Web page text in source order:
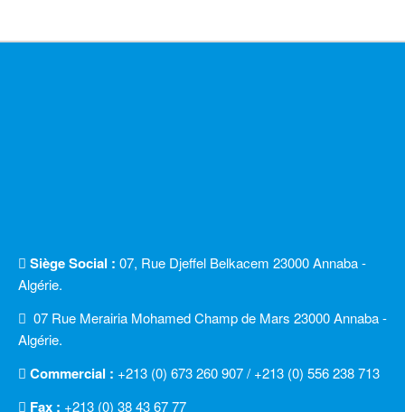
Siège Social : 07, Rue Djeffel Belkacem 23000 Annaba -
Algérie.
07 Rue Merairia Mohamed Champ de Mars 23000 Annaba -
Algérie.
Commercial : +213 (0) 673 260 907 / +213 (0) 556 238 713
Fax : +213 (0) 38 43 67 77